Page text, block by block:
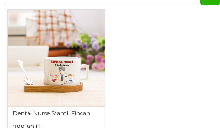
Dental Nurse Stantlı Fincan